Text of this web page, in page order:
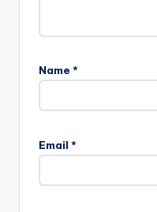
Name *
Email *